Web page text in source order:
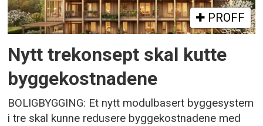
PROFF
Nytt trekonsept skal kutte
byggekostnadene
BOLIGBYGGING: Et nytt modulbasert byggesystem
i tre skal kunne redusere byggekostnadene med